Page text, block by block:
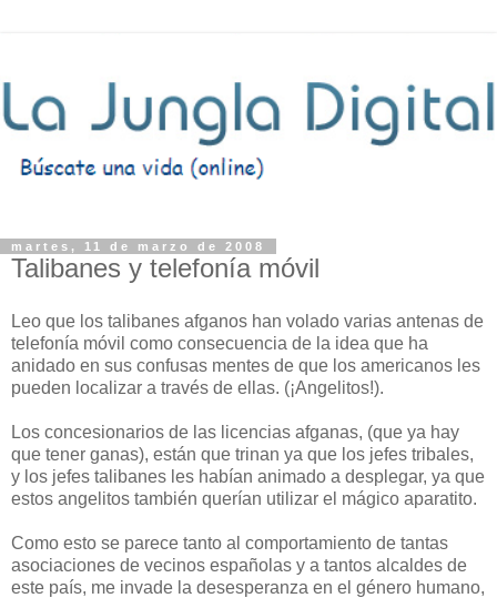
martes, 11 de marzo de 2008
Talibanes y telefonía móvil
Leo que los talibanes afganos han volado varias antenas de
telefonía móvil como consecuencia de la idea que ha
anidado en sus confusas mentes de que los americanos les
pueden localizar a través de ellas. (¡Angelitos!).
Los concesionarios de las licencias afganas, (que ya hay
que tener ganas), están que trinan ya que los jefes tribales,
y los jefes talibanes les habían animado a desplegar, ya que
estos angelitos también querían utilizar el mágico aparatito.
Como esto se parece tanto al comportamiento de tantas
asociaciones de vecinos españolas y a tantos alcaldes de
este país, me invade la desesperanza en el género humano,